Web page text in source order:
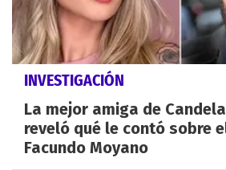
INVESTIGACIÓN
La mejor amiga de
reveló qué le contó sobre
Facundo Moyano